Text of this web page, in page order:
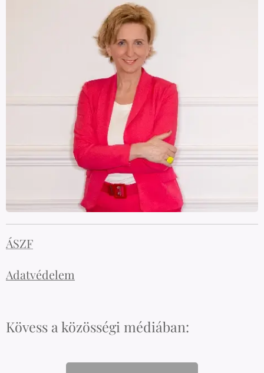
ÁSZF
Adatvédelem
Kövess a közösségi médiában: